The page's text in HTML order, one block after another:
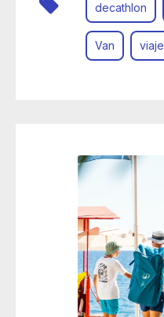
decathlon
Van viaje